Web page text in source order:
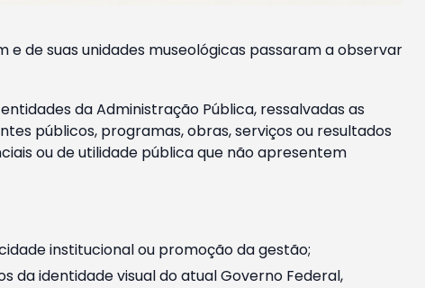
e de suas unidades museológicas passaram a observar
da Administração Pública, ressalvadas as
públicos, programas, obras, serviços ou resultados
ou de utilidade pública que não apresentem
institucional ou promoção da gestão;
da identidade visual do atual Governo Federal,